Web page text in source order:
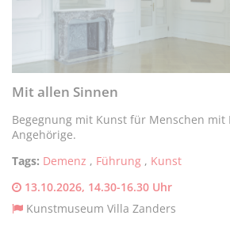
Mit allen Sinnen
Begegnung mit Kunst für Menschen mit
Angehörige.
Tags: Demenz , Führung , Kunst
13.10.2026, 14.30-16.30 Uhr
Kunstmuseum Villa Zanders